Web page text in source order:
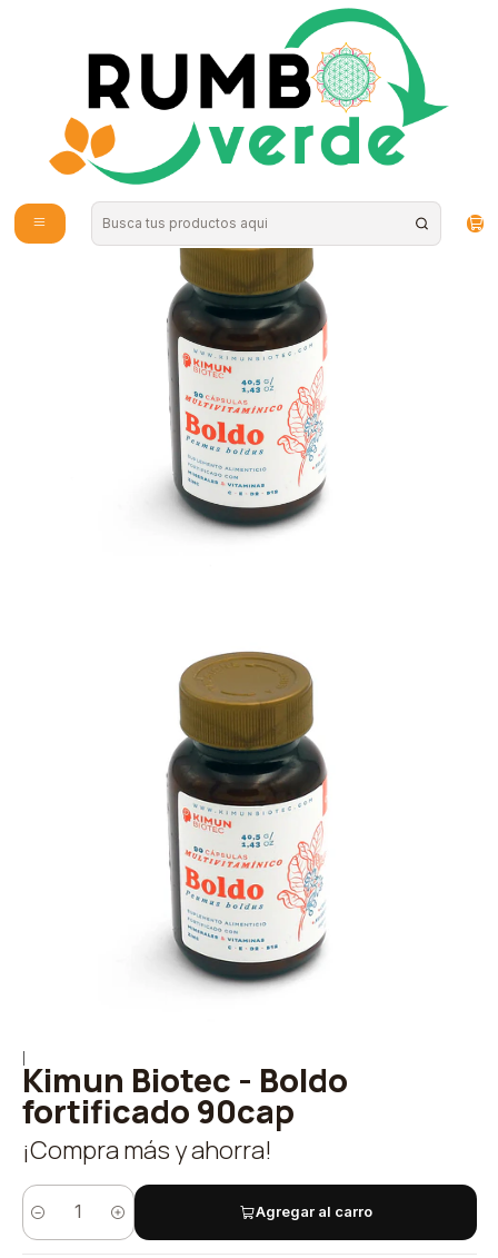
Envío gratis por compras sobre los 59.990 en la provincia de Santiago
Kimun Biotec - Boldo
fortificado 90cap
¡Compra más y ahorra!
Cantidad
Agregar al carro